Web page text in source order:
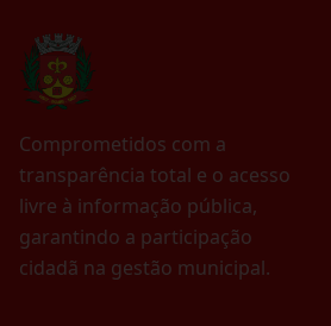
Comprometidos com a
transparência total e o acesso
livre à informação pública,
garantindo a participação
cidadã na gestão municipal.